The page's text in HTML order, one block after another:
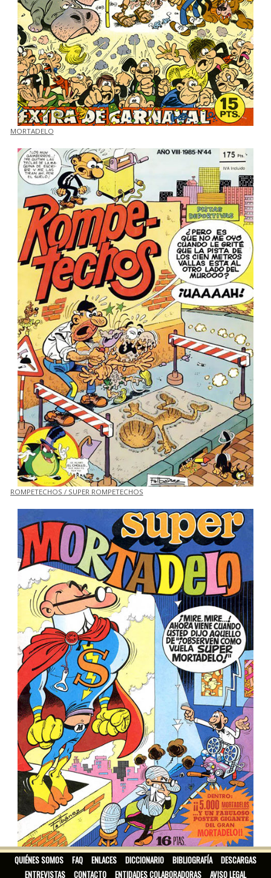
MORTADELO
ROMPETECHOS / SUPER ROMPETECHOS
SUPER MORTADELO
QUIÉNES SOMOS FAQ ENLACES DICCIONARIO BIBLIOGRAFÍA
DESCARGAS
ENTREVISTAS
CONTACTO ENTIDADES COLABORADORAS AVISO LEGAL